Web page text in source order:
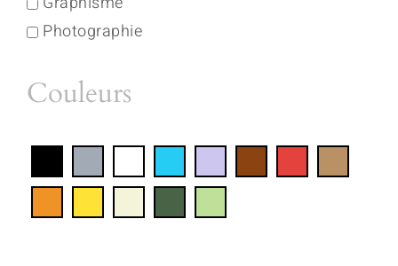
Photographie
Couleurs